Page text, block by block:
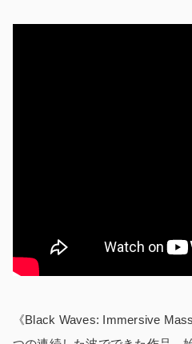
《Black Waves: Immersive